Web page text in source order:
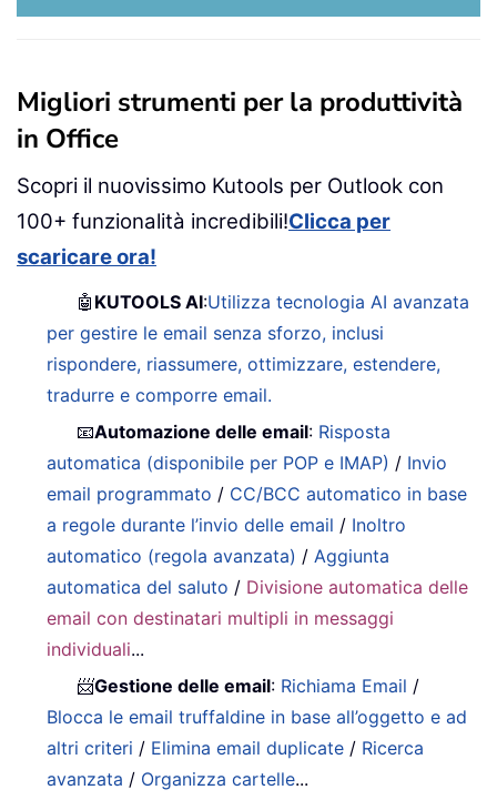
Migliori strumenti per la produttività
in Office
Scopri il nuovissimo Kutools per Outlook con
100+ funzionalità incredibili!Clicca per
scaricare ora!
🤖 KUTOOLS AI:Utilizza tecnologia AI avanzata
per gestire le email senza sforzo, inclusi
rispondere, riassumere, ottimizzare, estendere,
tradurre e comporre email.
📧Automazione delle email: Risposta
automatica (disponibile per POP e IMAP) / Invio
email programmato / CC/BCC automatico in base
a regole durante l’invio delle email / Inoltro
automatico (regola avanzata) /Aggiunta
automatica del saluto / Divisione automatica delle
email con destinatari multipli in messaggi
individuali...
📨Gestione delle email: Richiama Email /
Blocca le email truffaldine in base all’oggetto e ad
altri criteri / Elimina email duplicate / Ricerca
avanzata / Organizza cartelle...